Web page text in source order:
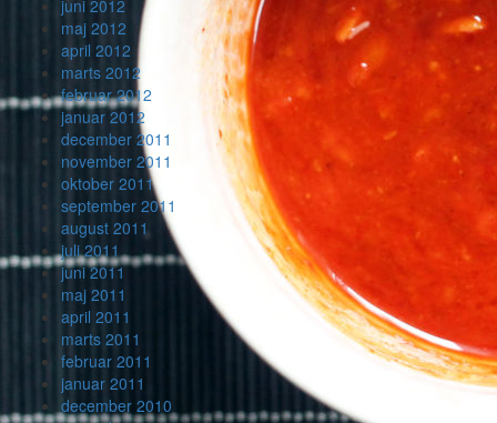
juni 2012
maj 2012
april 2012
marts 2012
februar 2012
januar 2012
december 2011
november 2011
oktober 2011
september 2011
august 2011
juli 2011
juni 2011
maj 2011
april 2011
marts 2011
februar 2011
januar 2011
december 2010